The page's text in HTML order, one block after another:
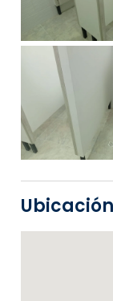
Ubicación